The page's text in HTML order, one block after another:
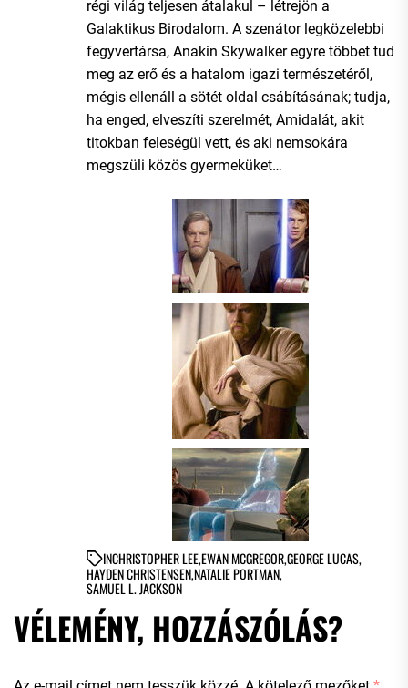
régi világ teljesen átalakul – létrejön a
Galaktikus Birodalom. A szenátor legközelebbi
fegyvertársa, Anakin Skywalker egyre többet tud
meg az erő és a hatalom igazi természetéről,
mégis ellenáll a sötét oldal csábításának; tudja,
ha enged, elveszíti szerelmét, Amidalát, akit
titokban feleségül vett, és aki nemsokára
megszüli közös gyermeküket…
INCHRISTOPHER LEE,EWAN MCGREGOR,GEORGE LUCAS,
HAYDEN CHRISTENSEN,NATALIE PORTMAN,
SAMUEL L. JACKSON
VÉLEMÉNY, HOZZÁSZÓLÁS?